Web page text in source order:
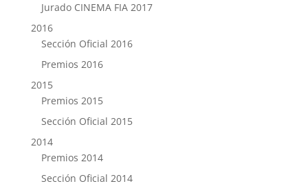
Jurado CINEMA FIA 2017
2016
Sección Oficial 2016
Premios 2016
2015
Premios 2015
Sección Oficial 2015
2014
Premios 2014
Sección Oficial 2014